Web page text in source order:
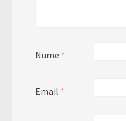
Nume *
Email *